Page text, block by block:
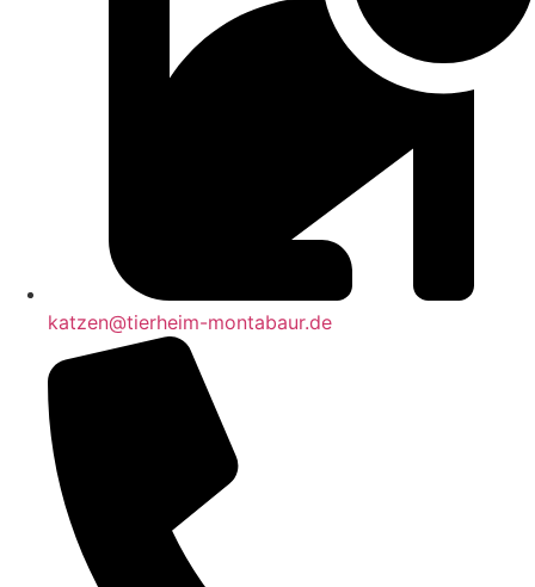
katzen@tierheim-montabaur.de